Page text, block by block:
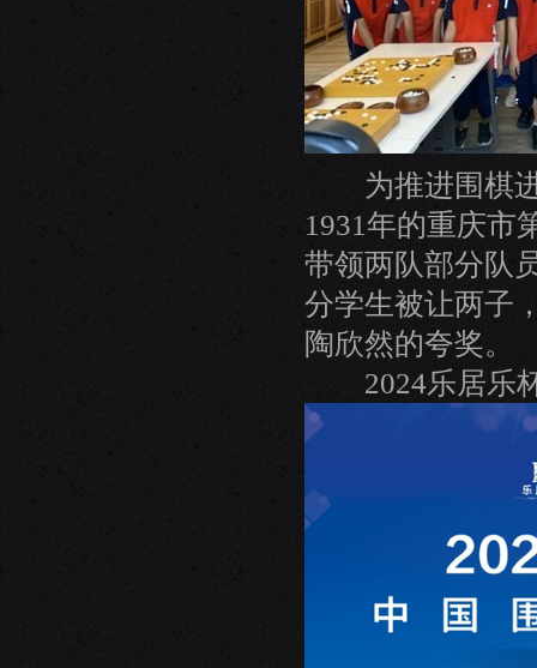
为推进围棋进
1931年的重庆市
带领两队部分队
分学生被让两子
陶欣然的夸奖。
2024乐居乐杯